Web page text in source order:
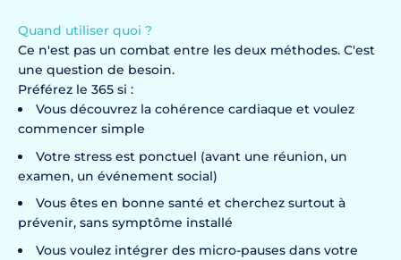
Quand utiliser quoi ?
Ce n'est pas un combat entre les deux méthodes. C'est
une question de besoin.
Préférez le 365 si :
Vous découvrez la cohérence cardiaque et voulez
commencer simple
Votre stress est ponctuel (avant une réunion, un
examen, un événement social)
Vous êtes en bonne santé et cherchez surtout à
prévenir, sans symptôme installé
Vous voulez intégrer des micro-pauses dans votre